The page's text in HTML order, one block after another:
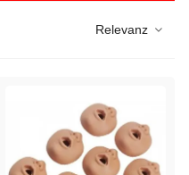
Relevanz